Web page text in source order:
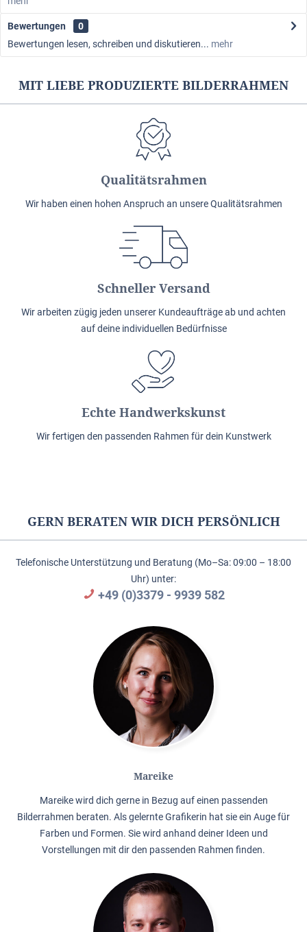
Bewertungen
0
Bewertungen lesen, schreiben und diskutieren... mehr
MIT LIEBE PRODUZIERTE BILDERRAHMEN
Qualitätsrahmen
Wir haben einen hohen Anspruch an unsere Qualitätsrahmen
Schneller Versand
Wir arbeiten zügig jeden unserer Kundeaufträge ab und achten
auf deine individuellen Bedürfnisse
Echte Handwerkskunst
Wir fertigen den passenden Rahmen für dein Kunstwerk
GERN BERATEN WIR DICH PERSÖNLICH
Telefonische Unterstützung und Beratung (Mo–Sa: 09:00 – 18:00
Uhr) unter:
+49 (0)3379 - 9939 582
Mareike
Mareike wird dich gerne in Bezug auf einen passenden
Bilderrahmen beraten. Als gelernte Grafikerin hat sie ein Auge für
Farben und Formen. Sie wird anhand deiner Ideen und
Vorstellungen mit dir den passenden Rahmen finden.